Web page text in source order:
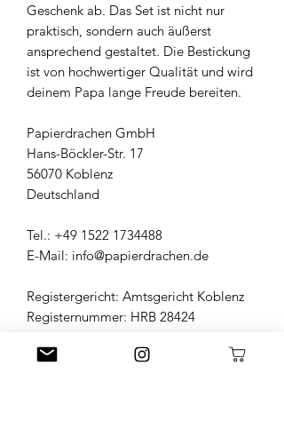
Geschenk ab. Das Set ist nicht nur
praktisch, sondern auch äußerst
ansprechend gestaltet. Die Bestickung
ist von hochwertiger Qualität und wird
deinem Papa lange Freude bereiten.
Papierdrachen GmbH
Hans-Böckler-Str. 17
56070 Koblenz
Deutschland
Tel.: +49 1522 1734488
E-Mail: info@papierdrachen.de
Registergericht: Amtsgericht Koblenz
Registernummer: HRB 28424